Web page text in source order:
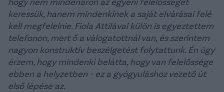
keressük, hanem mindenkinek a saját elvárásai felé
kell megfelelnie. Fiola Attilával külön is egyeztettem
telefonon, mert ő a válogatottnál van, és szerintem
nagyon konstruktív beszélgetést folytattunk. Én úgy
érzem, hogy mindenki belátta, hogy van felelőssége
ebben a helyzetben - ez a gyógyuláshoz vezető út
első lépése az.